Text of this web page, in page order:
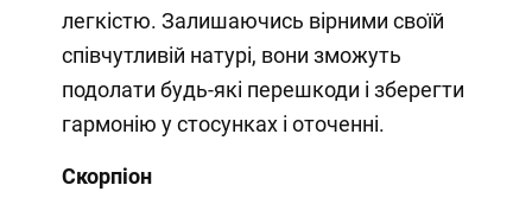
легкістю. Залишаючись вірними своїй
співчутливій натурі, вони зможуть
подолати будь-які перешкоди і зберегти
гармонію у стосунках і оточенні.
Скорпіон